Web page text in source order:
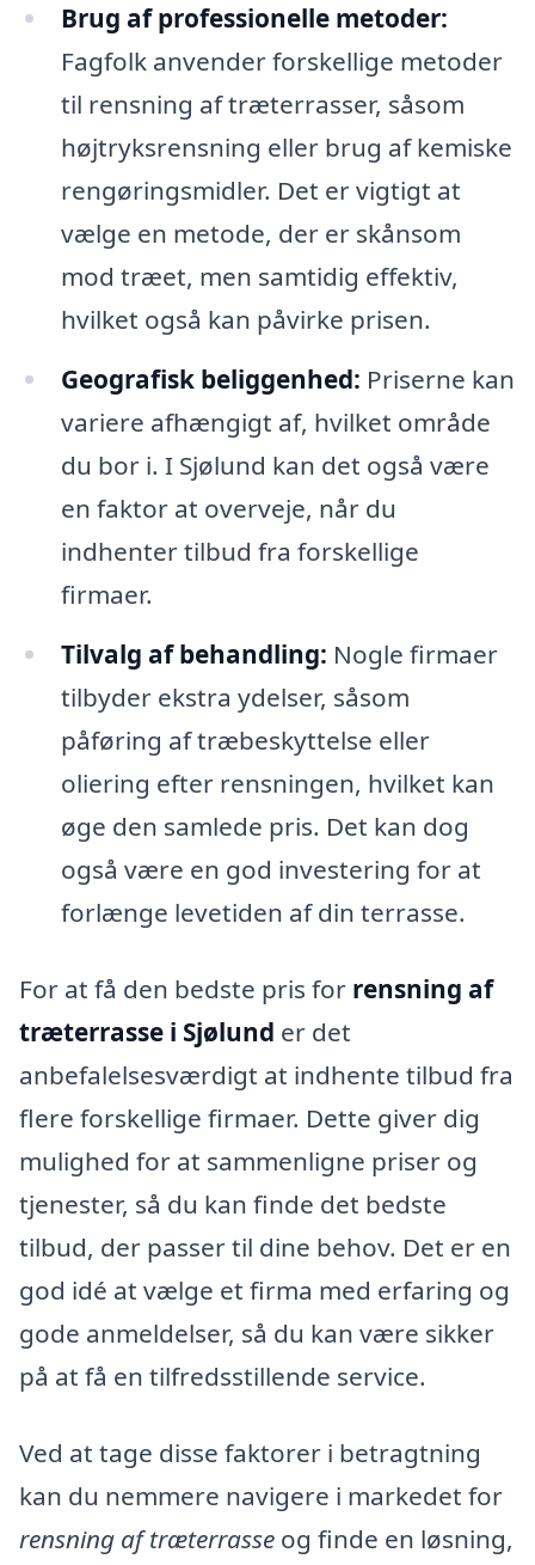
Brug af professionelle metoder:
Fagfolk anvender forskellige metoder
til rensning af træterrasser, såsom
højtryksrensning eller brug af kemiske
rengøringsmidler. Det er vigtigt at
vælge en metode, der er skånsom
mod træet, men samtidig effektiv,
hvilket også kan påvirke prisen.
Geografisk beliggenhed: Priserne kan
variere afhængigt af, hvilket område
du bor i. I Sjølund kan det også være
en faktor at overveje, når du
indhenter tilbud fra forskellige
firmaer.
Tilvalg af behandling: Nogle firmaer
tilbyder ekstra ydelser, såsom
påføring af træbeskyttelse eller
oliering efter rensningen, hvilket kan
øge den samlede pris. Det kan dog
også være en god investering for at
forlænge levetiden af din terrasse.
For at få den bedste pris for rensning af
træterrasse i Sjølund er det
anbefalelsesværdigt at indhente tilbud fra
flere forskellige firmaer. Dette giver dig
mulighed for at sammenligne priser og
tjenester, så du kan finde det bedste
tilbud, der passer til dine behov. Det er en
god idé at vælge et firma med erfaring og
gode anmeldelser, så du kan være sikker
på at få en tilfredsstillende service.
Ved at tage disse faktorer i betragtning
kan du nemmere navigere i markedet for
rensning af træterrasse og finde en løsning,